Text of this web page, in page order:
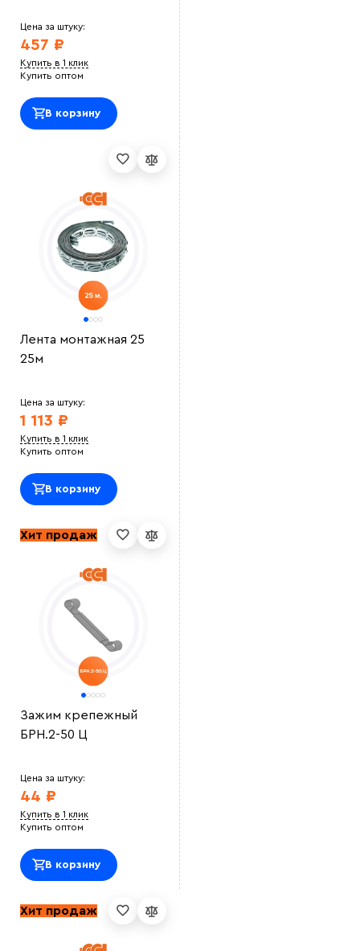
Цена за штуку:
457 ₽
Купить в 1 клик
Купить оптом
В корзину
Лента монтажная 25
25м
Цена за штуку:
1 113 ₽
Купить в 1 клик
Купить оптом
В корзину
Хит продаж
Зажим крепежный
БРН.2-50 Ц
Цена за штуку:
44 ₽
Купить в 1 клик
Купить оптом
В корзину
Хит продаж